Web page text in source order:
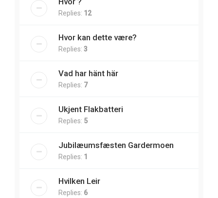
Replies: 12
Hvor kan dette være?
Replies: 3
Vad har hänt här
Replies: 7
Ukjent Flakbatteri
Replies: 5
Jubilæumsfæsten Gardermoen
Replies: 1
Hvilken Leir
Replies: 6